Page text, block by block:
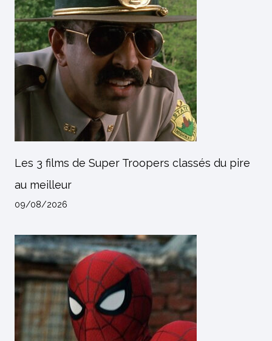
Les 3 films de Super Troopers classés du pire
au meilleur
09/08/2026